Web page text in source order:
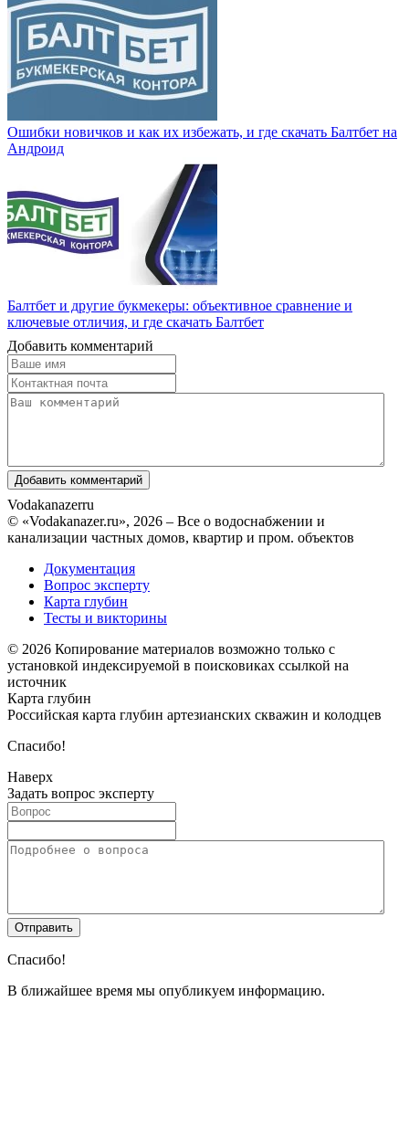
Ошибки новичков и как их избежать, и где скачать Балтбет на
Андроид
Балтбет и другие букмекеры: объективное сравнение и
ключевые отличия, и где скачать Балтбет
Добавить комментарий
Vodakanazerru
© «Vodakanazer.ru», 2026 – Все о водоснабжении и
канализации частных домов, квартир и пром. объектов
Документация
Вопрос эксперту
Карта глубин
Тесты и викторины
© 2026 Копирование материалов возможно только с
установкой индексируемой в поисковиках ссылкой на
источник
Карта глубин
Российская карта глубин артезианских скважин и колодцев
Спасибо!
Наверх
Задать вопрос эксперту
Спасибо!
В ближайшее время мы опубликуем информацию.